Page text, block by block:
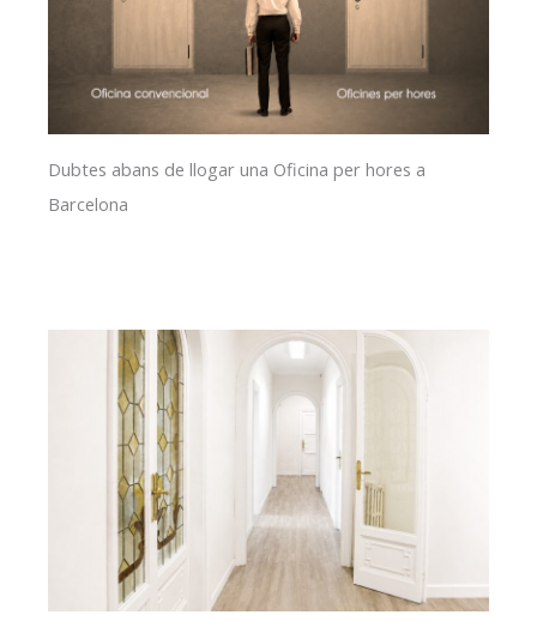
Dubtes abans de llogar una Oficina per hores a
Barcelona